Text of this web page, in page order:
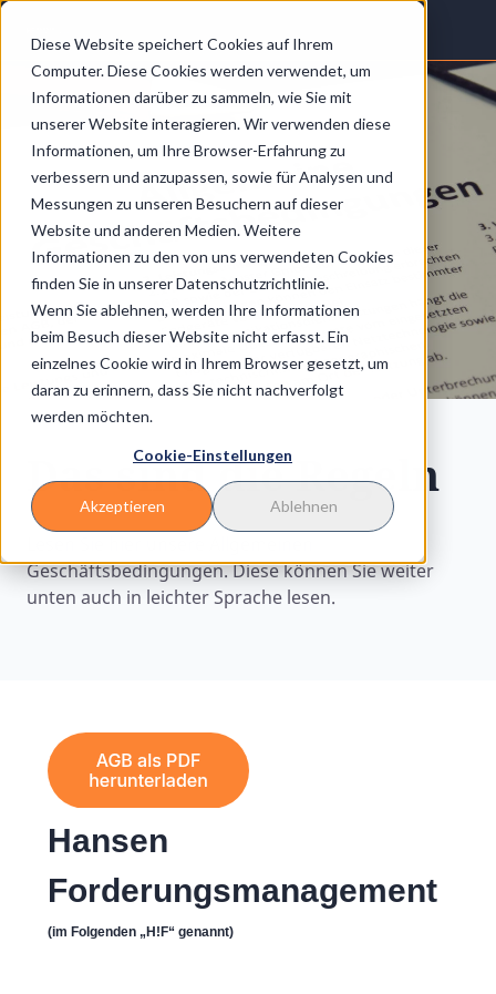
Diese Website speichert Cookies auf Ihrem
Computer. Diese Cookies werden verwendet, um
Informationen darüber zu sammeln, wie Sie mit
unserer Website interagieren. Wir verwenden diese
Informationen, um Ihre Browser-Erfahrung zu
verbessern und anzupassen, sowie für Analysen und
Messungen zu unseren Besuchern auf dieser
Website und anderen Medien. Weitere
Informationen zu den von uns verwendeten Cookies
finden Sie in unserer Datenschutzrichtlinie.
Wenn Sie ablehnen, werden Ihre Informationen
beim Besuch dieser Website nicht erfasst. Ein
einzelnes Cookie wird in Ihrem Browser gesetzt, um
daran zu erinnern, dass Sie nicht nachverfolgt
werden möchten.
Cookie-Einstellungen
Akzeptieren Ablehnen
Das sind die Regeln
Geschäftsbedingungen. Diese können Sie weiter
unten auch in leichter Sprache lesen.
Hansen
Forderungsmanagement
(im Folgenden „H!F“ genannt)